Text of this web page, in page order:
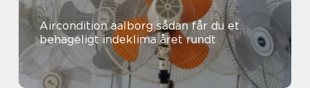
Aircondition aalborg sådan får du et
behageligt indeklima året rundt